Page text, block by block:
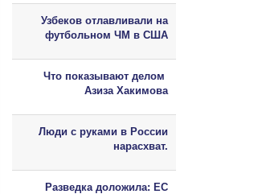
Узбеков отлавливали на
футбольном ЧМ в США
Что показывают делом
Азиза Хакимова
Люди с руками в России
нарасхват.
Разведка доложила: ЕС